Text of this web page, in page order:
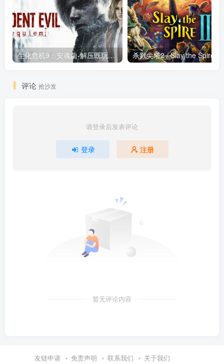
生化危机9：安魂曲-解压既玩版/ Resident Evil Requiem Build.22472737 送修改器 免安装中文版
评论 抢沙发
请登录后发表评论
登录 注册
暂无评论内容
友链申请 免责声明 联系我们 关于我们